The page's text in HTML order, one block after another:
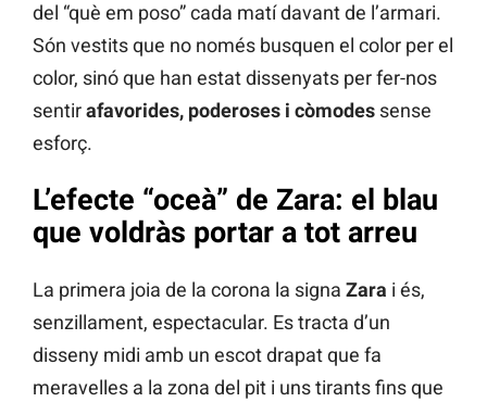
del “què em poso” cada matí davant de l’armari.
Són vestits que no només busquen el color per el
color, sinó que han estat dissenyats per fer-nos
sentirafavorides, poderoses i còmodes sense
esforç.
L’efecte “oceà” de Zara: el blau
que voldràs portar a tot arreu
La primera joia de la corona la signa Zara i és,
senzillament, espectacular. Es tracta d’un
disseny midi amb un escot drapat que fa
meravelles a la zona del pit i uns tirants fins que